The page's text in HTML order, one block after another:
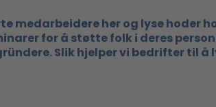
medarbeidere her og lyse hoder
for å støtte folk i deres
Slik hjelper vi bedrifter til å